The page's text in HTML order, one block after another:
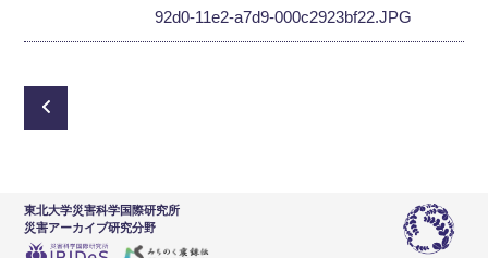
92d0-11e2-a7d9-000c2923bf22.JPG
東北大学災害科学国際研究所
災害アーカイブ研究分野